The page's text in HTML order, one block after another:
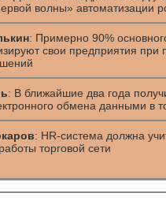
волны» автоматизации
: Примерно 90%
свои предприятия
: В ближайшие два года
обмена данными в
: HR-система должна
торговой сети